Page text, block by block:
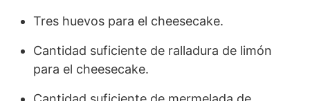
Tres huevos para el cheesecake.
Cantidad suficiente de ralladura de limón
para el cheesecake.